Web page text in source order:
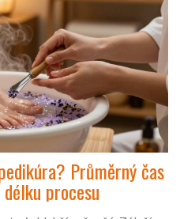
Průměrný čas
procesu